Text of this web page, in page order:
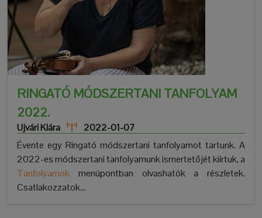
RINGATÓ MÓDSZERTANI TANFOLYAM
2022.
Ujvári Klára
2022-01-07
Évente egy Ringató módszertani tanfolyamot tartunk. A
2022-es módszertani tanfolyamunk ismertetőjét kiírtuk, a
Tanfolyamok menüpontban olvashatók a részletek.
Csatlakozzatok...